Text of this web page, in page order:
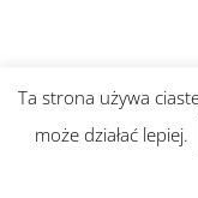
Ta strona używa
może działać lepiej.